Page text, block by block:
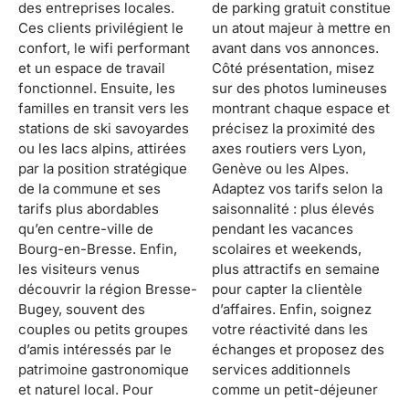
des entreprises locales.
Ces clients privilégient le
confort, le wifi performant
et un espace de travail
fonctionnel. Ensuite, les
familles en transit vers les
stations de ski savoyardes
ou les lacs alpins, attirées
par la position stratégique
de la commune et ses
tarifs plus abordables
qu’en centre-ville de
Bourg-en-Bresse. Enfin,
les visiteurs venus
découvrir la région Bresse-
Bugey, souvent des
couples ou petits groupes
d’amis intéressés par le
patrimoine gastronomique
et naturel local. Pour
de parking gratuit constitue
un atout majeur à mettre en
avant dans vos annonces.
Côté présentation, misez
sur des photos lumineuses
montrant chaque espace et
précisez la proximité des
axes routiers vers Lyon,
Genève ou les Alpes.
Adaptez vos tarifs selon la
saisonnalité : plus élevés
pendant les vacances
scolaires et weekends,
plus attractifs en semaine
pour capter la clientèle
d’affaires. Enfin, soignez
votre réactivité dans les
échanges et proposez des
services additionnels
comme un petit-déjeuner